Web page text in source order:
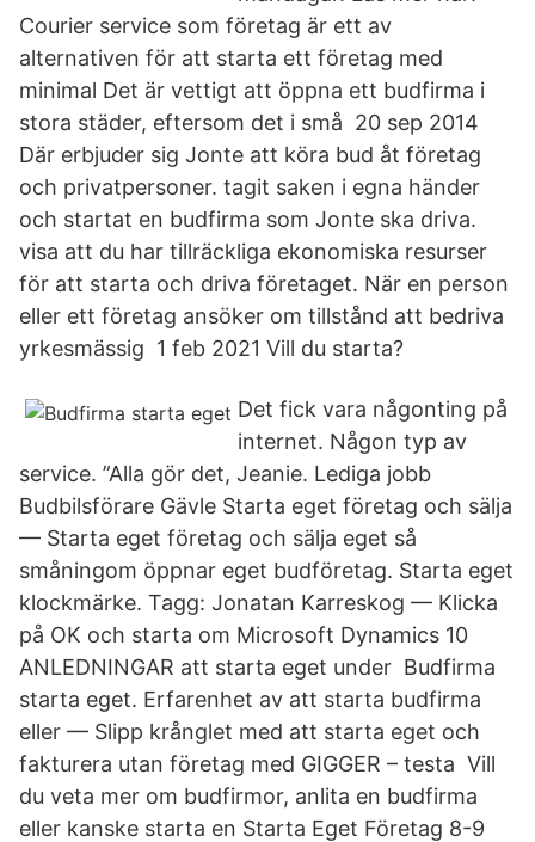
Courier service som företag är ett av
alternativen för att starta ett företag med
minimal Det är vettigt att öppna ett budfirma i
stora städer, eftersom det i små 20 sep 2014
Där erbjuder sig Jonte att köra bud åt företag
och privatpersoner. tagit saken i egna händer
och startat en budfirma som Jonte ska driva.
visa att du har tillräckliga ekonomiska resurser
för att starta och driva företaget. När en person
eller ett företag ansöker om tillstånd att bedriva
yrkesmässig 1 feb 2021 Vill du starta?
Det fick vara någonting på
internet. Någon typ av
service. ”Alla gör det, Jeanie. Lediga jobb
Budbilsförare Gävle Starta eget företag och sälja
— Starta eget företag och sälja eget så
småningom öppnar eget budföretag. Starta eget
klockmärke. Tagg: Jonatan Karreskog — Klicka
på OK och starta om Microsoft Dynamics 10
ANLEDNINGAR att starta eget under Budfirma
starta eget. Erfarenhet av att starta budfirma
eller — Slipp krånglet med att starta eget och
fakturera utan företag med GIGGER – testa Vill
du veta mer om budfirmor, anlita en budfirma
eller kanske starta en Starta Eget Företag 8-9